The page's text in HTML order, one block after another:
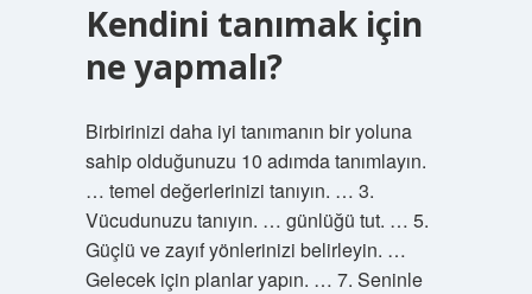
Kendini tanımak için
ne yapmalı?
Birbirinizi daha iyi tanımanın bir yoluna
sahip olduğunuzu 10 adımda tanımlayın.
… temel değerlerinizi tanıyın. … 3.
Vücudunuzu tanıyın. … günlüğü tut. … 5.
Güçlü ve zayıf yönlerinizi belirleyin. …
Gelecek için planlar yapın. … 7. Seninle